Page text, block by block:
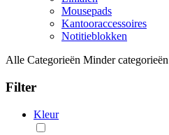
Mousepads
Kantooraccessoires
Notitieblokken
Alle Categorieën Minder categorieën
Filter
Kleur